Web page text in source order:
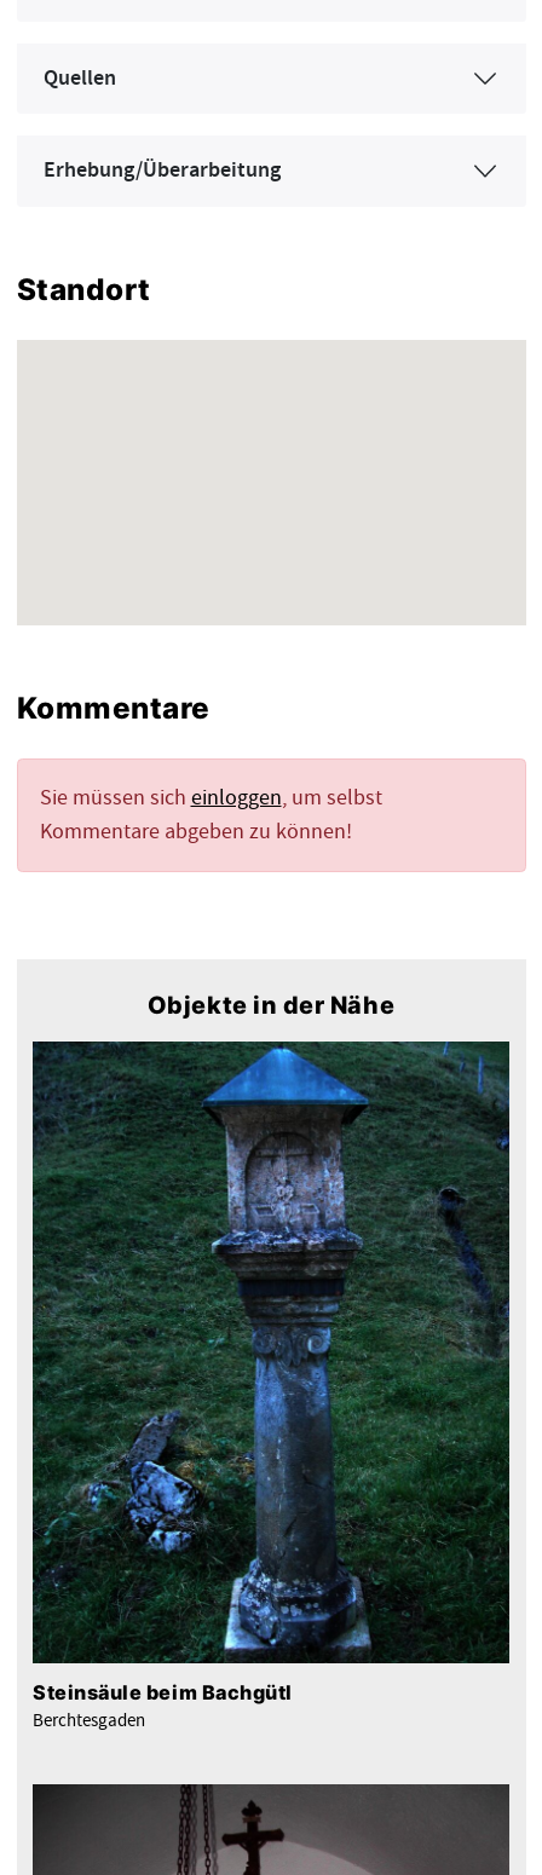
Quellen
Erhebung/Überarbeitung
Standort
Kommentare
Sie müssen sich einloggen, um selbst
Kommentare abgeben zu können!
Objekte in der Nähe
Steinsäule beim Bachgütl
Berchtesgaden